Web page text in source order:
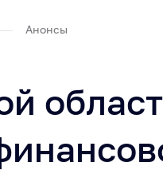
Анонсы